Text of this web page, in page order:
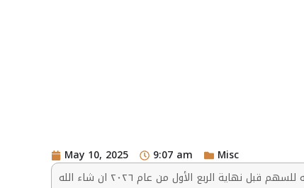
May 10, 2025 9:07 am
Misc